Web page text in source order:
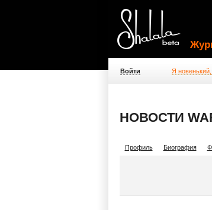
Войти Я
НОВОСТИ
Профиль Биография